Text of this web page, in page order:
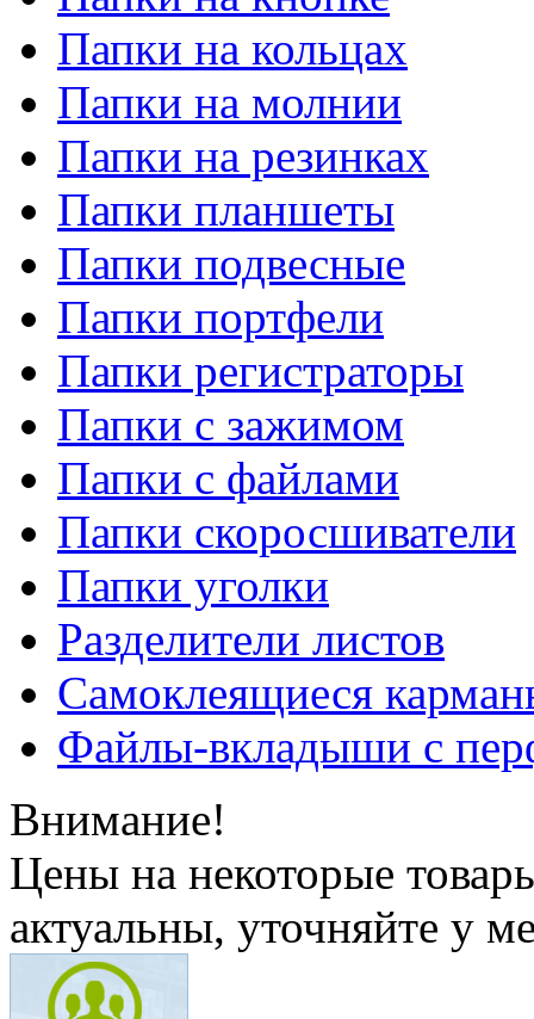
Папки на кольцах
Папки на молнии
Папки на резинках
Папки планшеты
Папки подвесные
Папки портфели
Папки регистраторы
Папки с зажимом
Папки с файлами
Папки скоросшиватели
Папки уголки
Разделители листов
Самоклеящиеся
Файлы-вкладыши с
Внимание!
Цены на некоторые
актуальны, уточняйте у